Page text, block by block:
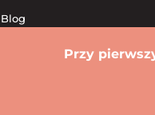
Blog
Polityka Prywatności
Przy